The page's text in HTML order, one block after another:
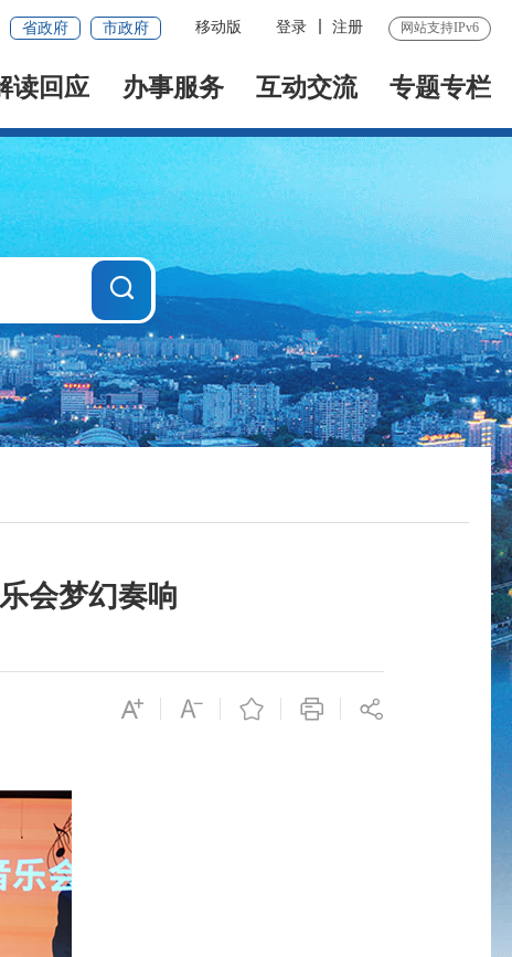
省政府 市政府 移动版 登录 注册 网站支持IPv6
读回应 办事服务 互动交流 专题专栏
会梦幻奏响